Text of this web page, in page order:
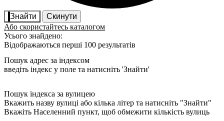
Знайти
Скинути
Або скористайтесь каталогом
Усього знайдено:
Відображаються перші 100 результатів
Пошук адрес за індексом
введіть індекс у поле та натисніть 'Знайти'
Пошук індекса за вулицею
Вкажить назву вулиці або кілька літер та натисніть "Знайти"
Вкажіть Населенний пункт, щоб обмежити кількість вулиць